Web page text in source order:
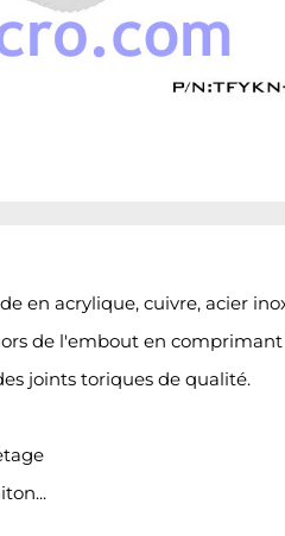
en acrylique, cuivre, acier
de l'embout en
joints toriques de qualité.